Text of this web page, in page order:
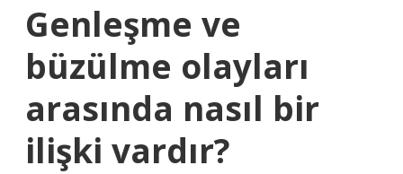
Genleşme ve
büzülme olayları
arasında nasıl bir
ilişki vardır?